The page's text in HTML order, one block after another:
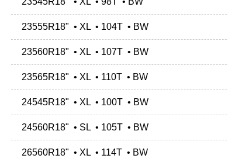
23555R18" • XL • 104T • BW
23560R18" • XL • 107T • BW
23565R18" • XL • 110T • BW
24545R18" • XL • 100T • BW
24560R18" • SL • 105T • BW
26560R18" • XL • 114T • BW